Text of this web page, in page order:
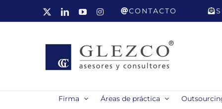
LinkedInYouTubeInstagramCONTACTO
Firma Áreas de práctica